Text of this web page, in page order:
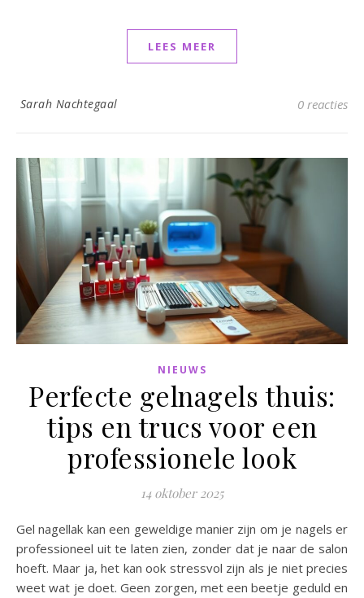
LEES MEER
Sarah Nachtegaal 0 reacties
NIEUWS
Perfecte gelnagels thuis:
tips en trucs voor een
professionele look
14 oktober 2025
Gel nagellak kan een geweldige manier zijn om je nagels er
professioneel uit te laten zien, zonder dat je naar de salon
hoeft. Maar ja, het kan ook stressvol zijn als je niet precies
weet wat je doet. Geen zorgen, met een beetje geduld en